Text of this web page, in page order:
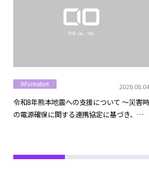
Information 2026.08.04
令和8年熊本地震への支援について ～災害時
の電源確保に関する連携協定に基づき、モ